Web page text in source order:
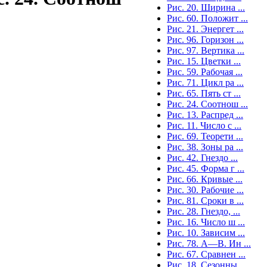
Рис. 20. Ширина ...
Рис. 60. Положит ...
Рис. 21. Энергет ...
Рис. 96. Горизон ...
Рис. 97. Вертика ...
Рис. 15. Цветки ...
Рис. 59. Рабочая ...
Рис. 71. Цикл ра ...
Рис. 65. Пять ст ...
Рис. 24. Соотнош ...
Рис. 13. Распред ...
Рис. 11. Число с ...
Рис. 69. Теорети ...
Рис. 38. Зоны ра ...
Рис. 42. Гнездо ...
Рис. 45. Форма г ...
Рис. 66. Кривые ...
Рис. 30. Рабочие ...
Рис. 81. Сроки в ...
Рис. 28. Гнездо, ...
Рис. 16. Число ш ...
Рис. 10. Зависим ...
Рис. 78. А—В. Ин ...
Рис. 67. Сравнен ...
Рис. 18. Сезонны ...